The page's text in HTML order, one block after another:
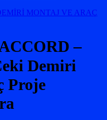
–
Demiri
Proje